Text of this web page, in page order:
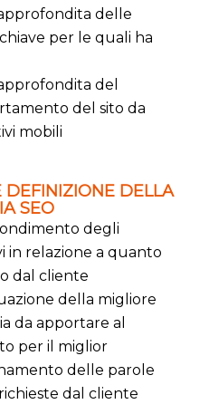
delle
per le quali ha
del
del sito da
mobili
DEFINIZIONE DELLA
SEO
degli
in relazione a quanto
dal cliente
della migliore
da apportare al
per il miglior
delle parole
dal cliente